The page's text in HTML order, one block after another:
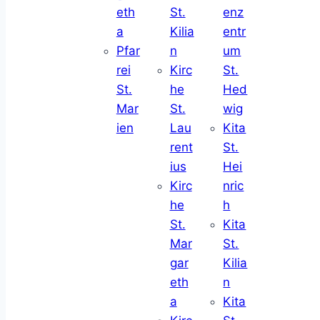
eth
a
Pfar
rei
St.
Mar
ien
St.
Kilia
n
Kirc
he
St.
Lau
rent
ius
Kirc
he
St.
Mar
gar
eth
a
enz
entr
um
St.
Hed
wig
Kita
St.
Hei
nric
h
Kita
St.
Kilia
n
Kita